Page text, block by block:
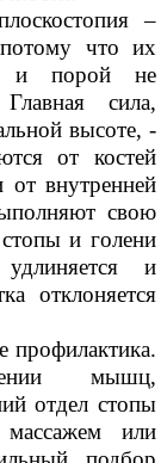
–
потому что их
и порой не
сила,
высоте, -
от костей
от внутренней
свою
и голени
и
отклоняется
мышц,
отдел стопы
массажем или